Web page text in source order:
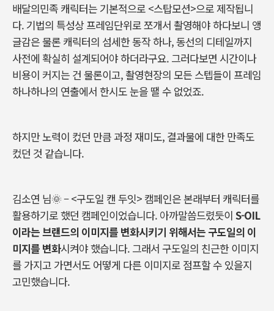
배달의민족 캐릭터는 기본적으로 <스탑모션>으로 제작됩니
다. 기법의 특성상 프레임단위로 쪼개서 촬영해야 하다보니 앵
글감은 물론 캐릭터의 섬세한 동작 하나, 동선의 디테일까지
사전에 확실히 설계되어야 하더라구요. 그러다보면 시간이나
비용이 커지는 건 물론이고, 촬영현장의 모든 스텝들이 프레임
하나하나의 연출에서 한시도 눈을 땔 수 없었죠.
하지만 노력이 컸던 만큼 과정 재미도, 결과물에 대한 만족도
컸던 것 같습니다.
김소연 님🌞 – <구도일 캔 두잇> 캠페인은본래부터 캐릭터를
활용하기로했던 캠페인이었습니다. 아까말씀드렸듯이 S-OIL
이라는브랜드의 이미지를 변화시키기 위해서는 구도일의 이
미지를 변화시켜야했습니다. 그래서 구도일의 친근한 이미지
를 가지고 가면서도 어떻게 다른 이미지로 점프할수 있을지
고민했습니다.